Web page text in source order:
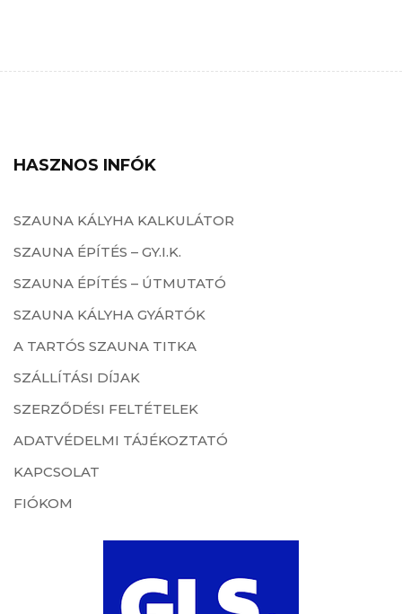
HASZNOS INFÓK
SZAUNA KÁLYHA KALKULÁTOR
SZAUNA ÉPÍTÉS – GY.I.K.
SZAUNA ÉPÍTÉS – ÚTMUTATÓ
SZAUNA KÁLYHA GYÁRTÓK
A TARTÓS SZAUNA TITKA
SZÁLLÍTÁSI DÍJAK
SZERZŐDÉSI FELTÉTELEK
ADATVÉDELMI TÁJÉKOZTATÓ
KAPCSOLAT
FIÓKOM